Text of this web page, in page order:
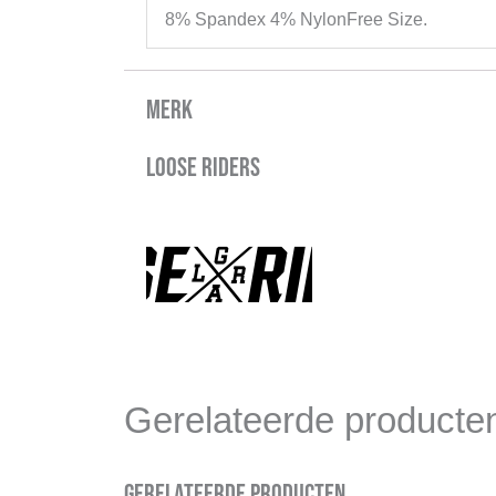
8% Spandex 4% NylonFree Size.
Merk
Loose Riders
Gerelateerde